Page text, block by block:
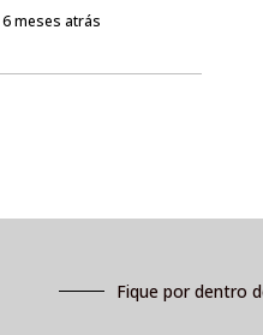
6 meses atrás
Fique por dentro